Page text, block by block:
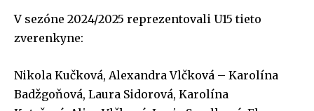
i
l
V sezóne 2024/2025 reprezentovali U15 tieto
zverenkyne:
Nikola Kučková, Alexandra Vlčková – Karolína
Badžgoňová, Laura Sidorová, Karolína